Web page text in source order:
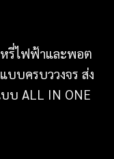
หรี่ไฟฟ้าและพอต
บบครบววงจร ส่ง
บ ALL IN ONE